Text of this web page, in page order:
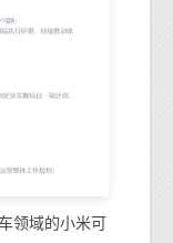
领域的小米可